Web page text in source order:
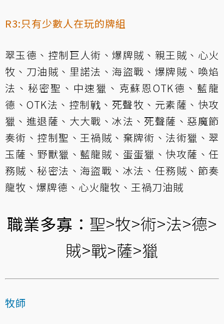
R3:只有少數人在玩的牌組
翠玉德、控制巨人術、爆牌賊、親王賊、心火
牧、刀油賊、里諾法、海盜戰、爆牌賊、喚焰
法、秘密聖、中速獵、克蘇恩OTK德、藍龍
德、OTK法、控制戦、死聲牧、元素薩、快攻
獵、進退薩、大大戰、冰法、死聲薩、惡魔節
奏術、控制聖、王禍賊、棄牌術、法術獵、翠
玉薩、野獸獵、藍龍賊、蛋蛋獵、快攻薩、任
務賊、秘密法、海盜戰、冰法、任務賊、節奏
龍牧、爆牌德、心火龍牧、王禍刀油賊
職業多寡： 聖>牧>術>法>德>
賊>戰>薩>獵
牧師